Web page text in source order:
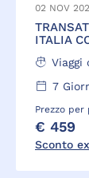
02 NOV
ITALIA
Viaggi
7
Prezzo per
€ 459
Sconto